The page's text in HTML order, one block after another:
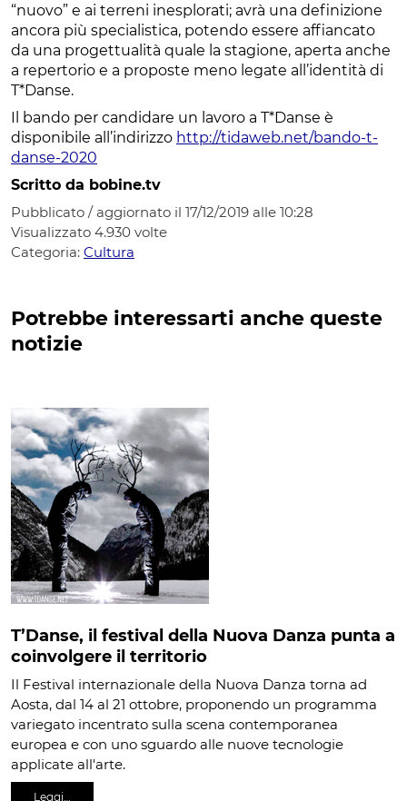
“nuovo” e ai terreni inesplorati; avrà una definizione
ancora più specialistica, potendo essere affiancato
da una progettualità quale la stagione, aperta anche
a repertorio e a proposte meno legate all’identità di
T*Danse.
Il bando per candidare un lavoro a T*Danse è
disponibile all’indirizzo http://tidaweb.net/bando-t-
danse-2020
Scritto da bobine.tv
Pubblicato / aggiornato il 17/12/2019 alle 10:28
Visualizzato 4.930 volte
Categoria: Cultura
Potrebbe interessarti anche queste
notizie
T’Danse, il festival della Nuova Danza punta a
coinvolgere il territorio
Il Festival internazionale della Nuova Danza torna ad
Aosta, dal 14 al 21 ottobre, proponendo un programma
variegato incentrato sulla scena contemporanea
europea e con uno sguardo alle nuove tecnologie
applicate all'arte.
Leggi…